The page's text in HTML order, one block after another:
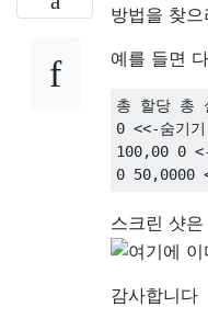
방법을 찾
예를 들면
총 할당 총
0 <<-숨기기
100,00 0
0 50,0000
스크린 샷
감사합니다